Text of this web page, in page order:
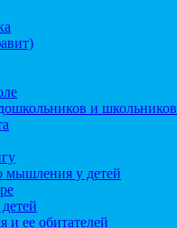
и школьников
мышления у детей
и ее обитателей